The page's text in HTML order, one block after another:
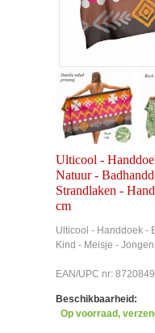
Ulticool -
Natuur -
Strandlaken -
cm
Ulticool - Handdoek -
Kind - Meisje -
EAN/UPC nr:
Beschikbaarheid:
Op voorraad,